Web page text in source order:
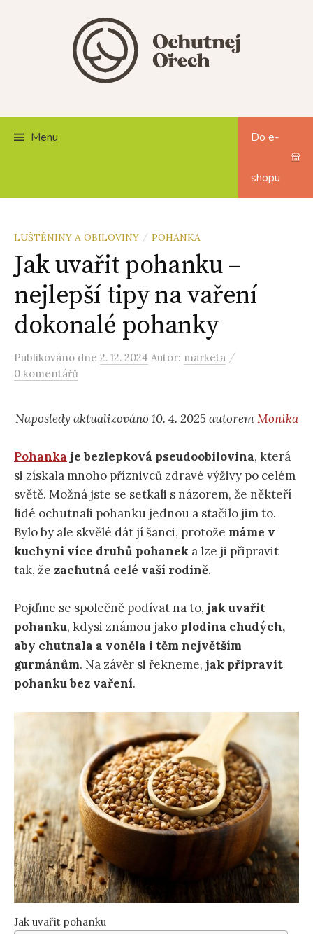
Menu Do e-
shopu
LUŠTĚNINY A OBILOVINY / POHANKA
Jak uvařit pohanku –
nejlepší tipy na vaření
dokonalé pohanky
Publikováno dne 2. 12. 2024 Autor: marketa /
0 komentářů
Naposledy aktualizováno 10. 4. 2025 autoremMonika
Pohanka je bezlepková pseudoobilovina, která
si získala mnoho příznivců zdravé výživy po celém
světě. Možná jste se setkali s názorem, že někteří
lidé ochutnali pohanku jednou a stačilo jim to.
Bylo by ale skvělé dát jí šanci, protože máme v
kuchyni více druhů pohanek a lze ji připravit
tak, že zachutná celé vaší rodině.
Pojďme se společně podívat na to, jak uvařit
pohanku, kdysi známou jako plodina chudých,
aby chutnala a voněla i těm největším
gurmánům. Na závěr si řekneme, jak připravit
pohanku bez vaření.
Jak uvařit pohanku